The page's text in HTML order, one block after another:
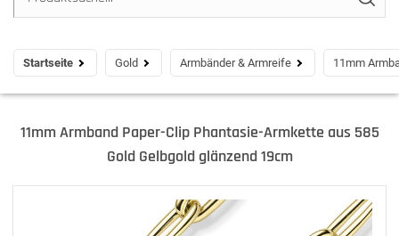
Startseite Gold Armbänder & Armreife 11mm
11mm Armband Paper-Clip Phantasie-Armkette aus 585
Gold Gelbgold glänzend 19cm